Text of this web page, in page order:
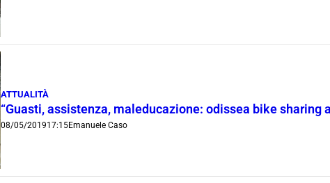
ATTUALITÀ
“Guasti, assistenza, maleducazione: odissea bike sharing
08/05/201917:15Emanuele Caso